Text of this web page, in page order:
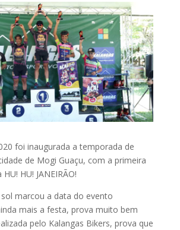
foi inaugurada a temporada de
de Mogi Guaçu, com a primeira
HU! JANEIRÃO!
marcou a data do evento
mais a festa, prova muito bem
pelo Kalangas Bikers, prova que